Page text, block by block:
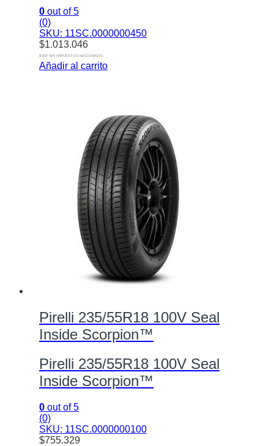
0 out of 5
(0)
SKU: 11SC.0000000450
$1.013.046
$ 837 SIN IMPUESTOS NACIONALES
Añadir al carrito
Pirelli 235/55R18 100V Seal
Inside Scorpion™
Pirelli 235/55R18 100V Seal
Inside Scorpion™
0 out of 5
(0)
SKU: 11SC.0000000100
$755.329